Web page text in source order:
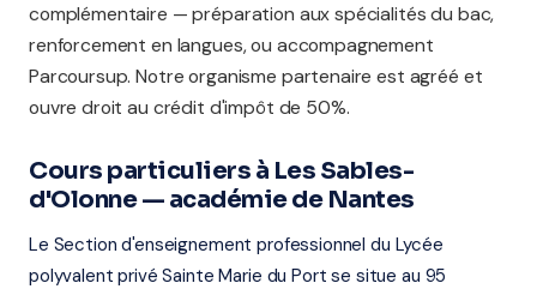
complémentaire — préparation aux spécialités du bac,
renforcement en langues, ou accompagnement
Parcoursup. Notre organisme partenaire est agréé et
ouvre droit au crédit d'impôt de 50%.
Cours particuliers à Les Sables-
d'Olonne — académie de Nantes
Le Section d'enseignement professionnel du Lycée
polyvalent privé Sainte Marie du Port se situe au 95